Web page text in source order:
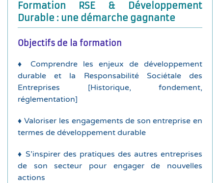
Formation RSE & Développement
Durable : une démarche gagnante
Objectifs de la formation
♦ Comprendre les enjeux de développement
durable et la Responsabilité Sociétale des
Entreprises [Historique, fondement,
réglementation]
♦ Valoriser les engagements de son entreprise en
termes de développement durable
♦ S’inspirer des pratiques des autres entreprises
de son secteur pour engager de nouvelles
actions
♦ Le Développement Durable (DD) et la
Responsabilité Sociétale en Entreprises (RSE) :
Histoire du développement durable et de la RSE,
définition, norme ISO26000, …
♦ L’Agenda 2030 : Programme Universel de
Développement Durable
♦ Réglementation de la RSE & Développement
durable
Entreprises: S’engager, communiquer,
promouvoir, s’inspirer … La RSE, ce n’est pas si
compliqué